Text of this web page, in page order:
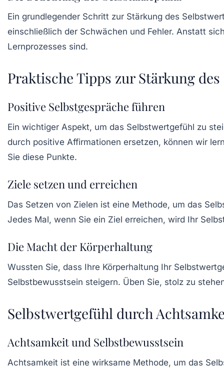
Ein grundlegender Schritt zur Stärkung des
einschließlich der Schwächen und Fehler. Anstatt
Lernprozesses sind.
Praktische Tipps zur Stärkung
Positive Selbstgespräche führen
Ein wichtiger Aspekt, um das Selbstwertgefühl zu
durch positive Affirmationen ersetzen, können wir
Sie diese Punkte.
Ziele setzen und erreichen
Das Setzen von Zielen ist eine Methode, um das
Jedes Mal, wenn Sie ein Ziel erreichen, wird Ihr
Die Macht der Körperhaltung
Wussten Sie, dass Ihre Körperhaltung Ihr
Selbstbewusstsein steigern. Üben Sie, stolz zu
Selbstwertgefühl durch
Achtsamkeit und Selbstbewusstsein
Achtsamkeit ist eine wirksame Methode, um das